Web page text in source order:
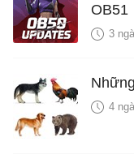
OB51
3
4